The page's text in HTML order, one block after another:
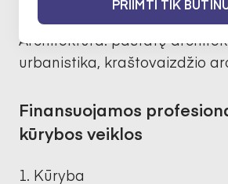
Architektūra: pastatų
urbanistika, kraštovaizdžio
Finansuojamos
kūrybos veiklos
Kūryba
PRIIMTI TIK